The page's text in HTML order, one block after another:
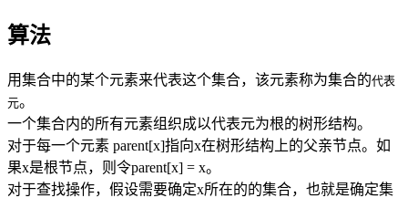
算法
用集合中的某个元素来代表这个集合，该元素称为集合的代表
元。
一个集合内的所有元素组织成以代表元为根的树形结构。
对于每一个元素 parent[x]指向x在树形结构上的父亲节点。如
果x是根节点，则令parent[x] = x。
对于查找操作，假设需要确定x所在的的集合，也就是确定集